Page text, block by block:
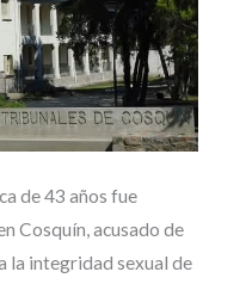
de 43 años fue
Cosquín, acusado de
la integridad sexual de